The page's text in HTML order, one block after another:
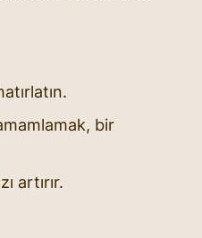
bir
artırır.